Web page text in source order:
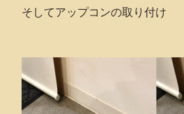
そしてアップコンの取り付け